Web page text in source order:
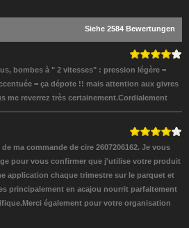
Siehe 2584 Bewertungen
bombes à " 2 vitesses" : pression légère =
= ça dépote !! mais attention aux givres
me reverrez très certainement.Cordialement
ma commande de cire 2607206162. Je vous
pour vous confirmer que j'utilise votre produit
application chaque trimestre sur le parquet et
principalement en acajou nourrit parfaitement
également pour votre organisation